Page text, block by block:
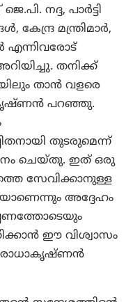
നദ്ദ, പാർട്ടി
മന്ത്രിമാർ,
എന്നിവരോട്
തനിക്ക്
താൻ വളരെ
പറഞ്ഞു.
തുടരുമെന്ന്
ചെയ്തു. ഇത് ഒരു
സേവിക്കാനുള്ള
അദ്ദേഹം
ഈ വിശ്വാസം
രാധാകൃഷ്ണൻ